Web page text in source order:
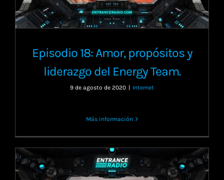
Episodio 18: Amor, propósitos y
liderazgo del Energy Team.
9 de agosto de 2020 Internet
Más información